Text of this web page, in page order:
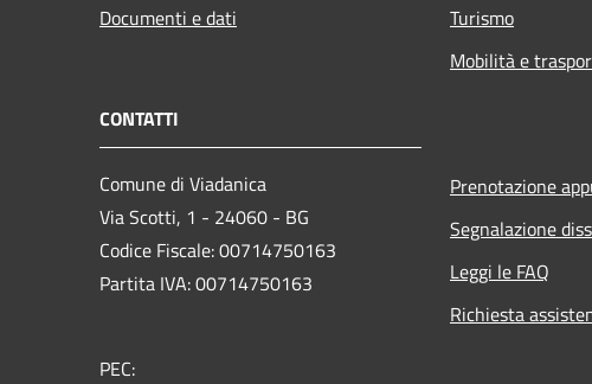
Documenti e dati
Turismo
Mobilità e
CONTATTI
Comune di Viadanica
Via Scotti, 1 - 24060 - BG
Codice Fiscale: 00714750163
Partita IVA: 00714750163
PEC:
Prenotazione
Segnalazione
Leggi le FAQ
Richiesta